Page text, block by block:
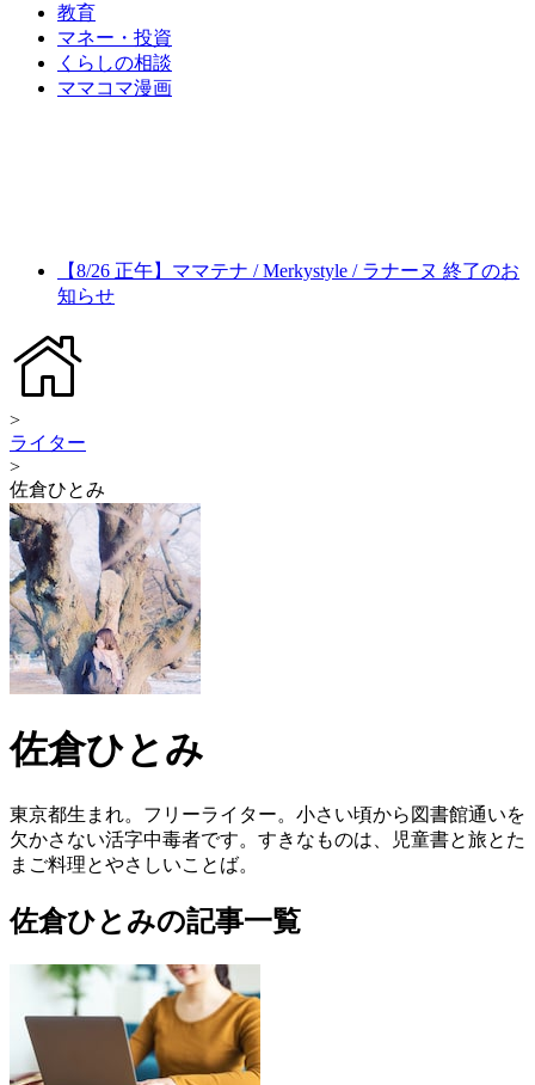
教育
マネー・投資
くらしの相談
ママコマ漫画
【8/26 正午】ママテナ / Merkystyle / ラナーヌ 終了のお
知らせ
>
ライター
>
佐倉ひとみ
佐倉ひとみ
東京都生まれ。フリーライター。小さい頃から図書館通いを
欠かさない活字中毒者です。すきなものは、児童書と旅とた
まご料理とやさしいことば。
佐倉ひとみの記事一覧